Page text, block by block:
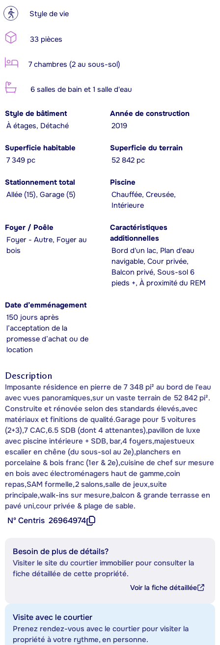
? Style de vie
33 pièces
7 chambres (2 au sous-sol)
6 salles de bain et 1 salle d'eau
Style de bâtiment
À étages, Détaché
Année de construction
2019
Superficie habitable
7 349 pc
Superficie du terrain
52 842 pc
Stationnement total
Allée (15), Garage (5)
Piscine
Chauffée, Creusée,
Intérieure
Foyer / Poêle
Foyer - Autre, Foyer au
bois
Caractéristiques
additionnelles
Bord d'un lac, Plan d'eau
navigable, Cour privée,
Balcon privé, Sous-sol 6
pieds +, À proximité du REM
Date d’emménagement
150 jours après
l’acceptation de la
promesse d’achat ou de
location
Description
Imposante résidence en pierre de 7 348 pi² au bord de l'eau
avec vues panoramiques,sur un vaste terrain de 52 842 pi².
Construite et rénovée selon des standards élevés,avec
matériaux et finitions de qualité.Garage pour 5 voitures
(2+3),7 CAC,6.5 SDB (dont 4 attenantes),pavillon de luxe
avec piscine intérieure + SDB, bar,4 foyers,majestueux
escalier en chêne (du sous-sol au 2e),planchers en
porcelaine & bois franc (1er & 2e),cuisine de chef sur mesure
en bois avec électroménagers haut de gamme,coin
repas,SAM formelle,2 salons,salle de jeux,suite
principale,walk-ins sur mesure,balcon & grande terrasse en
pavé uni,cour privée & plage de sable.
Nº Centris 26964974
Besoin de plus de détails?
Visiter le site du courtier immobilier pour consulter la
fiche détaillée de cette propriété.
Voir la fiche détaillée
Visite avec le courtier
Prenez rendez-vous avec le courtier pour visiter la
propriété à votre rythme, en personne.